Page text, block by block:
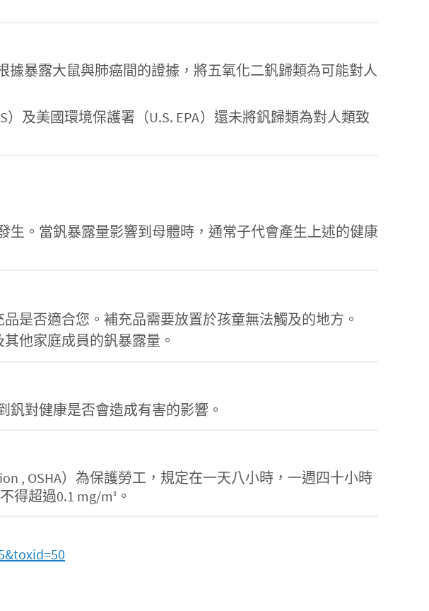
據暴露大鼠與肺癌間的證據，將五氧化二釩歸類為可能對人
）及美國環境保護署（U.S. EPA）還未將釩歸類為對人類致
。當釩暴露量影響到母體時，通常子代會產生上述的健康
是否適合您。補充品需要放置於孩童無法觸及的地方。
他家庭成員的釩暴露量。
對健康是否會造成有害的影響。
, OSHA）為保護勞工，規定在一天八小時，一週四十小時
得超過0.1 mg/m3 。